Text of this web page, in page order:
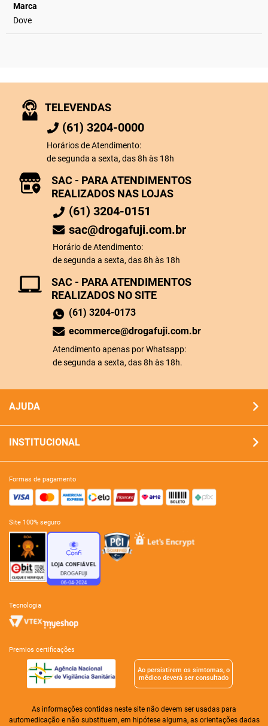
Marca
Dove
TELEVENDAS
(61) 3204-0000
Horários de Atendimento:
de segunda a sexta, das 8h às 18h
SAC - PARA ATENDIMENTOS
REALIZADOS NO SITE
(61) 3204-0173
ecommerce@drogafuji.com.br
Atendimento apenas por Whatsapp:
de segunda a sexta, das 8h às 18h.
SAC - PARA ATENDIMENTOS
REALIZADOS NAS LOJAS
(61) 3204-0151
sac@drogafuji.com.br
Horário de Atendimento:
de segunda a sexta, das 8h às 18h
AJUDA
INSTITUCIONAL
formas de pagamento
site 100% seguro
tecnologia
premios certificações
Ao persistirem os simtomas, o
mêdico deverá ser consultado
As informações contidas neste site não devem ser usadas para
automedicação e não substituem, em hipótese alguma, as orientações dadas